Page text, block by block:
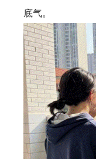
底气。